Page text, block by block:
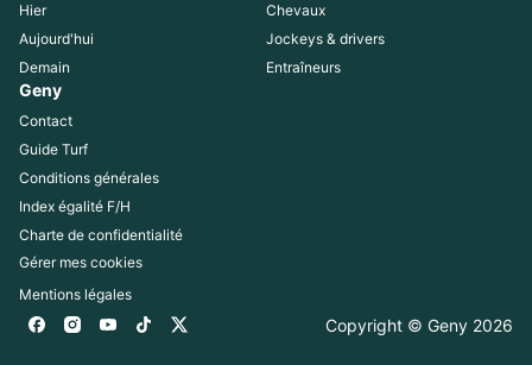
Hier
Aujourd'hui
Demain
Chevaux
Jockeys & drivers
Entraîneurs
Geny
Contact
Guide Turf
Conditions générales
Index égalité F/H
Charte de confidentialité
Gérer mes cookies
Mentions légales
Copyright © Geny 2026